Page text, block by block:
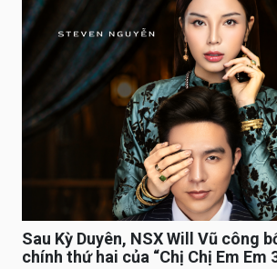
Sau Kỳ Duyên, NSX Will Vũ công
chính thứ hai của “Chị Chị Em Em